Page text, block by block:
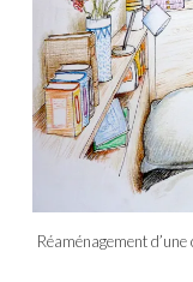
Réaménagement